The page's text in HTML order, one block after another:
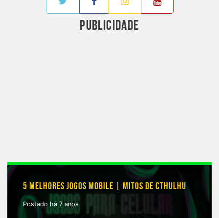
PUBLICIDADE
5 MELHORES JOGOS MOBILE | MITOS DE CTHULHU
Postado há 7 anos